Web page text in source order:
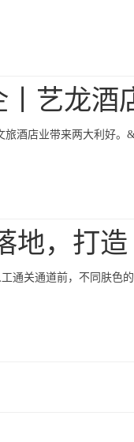
丨艺龙酒
酒店业带来两大利好。
地，打造
通关通道前，不同肤色